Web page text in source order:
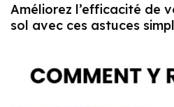
Améliorez l’efficacité de
sol avec ces astuces